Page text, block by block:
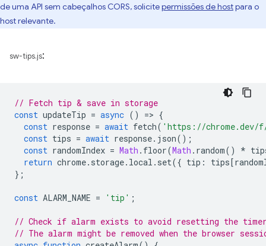
de uma API sem cabeçalhos CORS, solicitepermissões de hostpara o
host relevante.
sw-tips.js:
// Fetch tip & save in storage
const updateTip = async () => {
const response = await fetch( 'https://chrome.dev/
const tips = await response. json();
const randomIndex = Math . floor(Math . random() *
return chrome. storage. local . set({ tip : tips[
};
const ALARM_NAME = 'tip' ;
// Check if alarm exists to avoid resetting the
// The alarm might be removed when the browser